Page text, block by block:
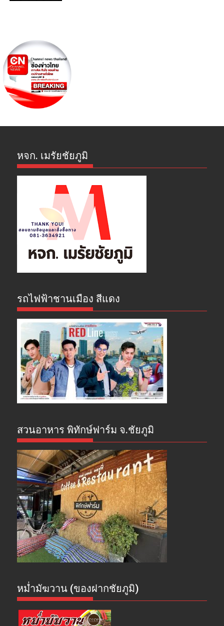
หจก. เมรัยชัยภูมิ
รถไฟฟ้าชานเมือง สีแดง
สวนอาหาร พิทักษ์ฟาร์ม จ.ชัยภูมิ
หม่ำมัฆวาน (ของฝากชัยภูมิ)